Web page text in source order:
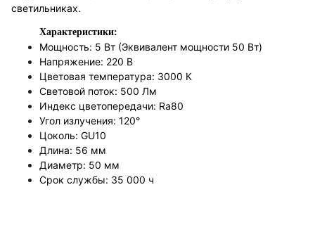
светильниках.
Характеристики:
Мощность: 5 Вт (Эквивалент мощности 50 Вт)
Напряжение: 220 В
Цветовая температура: 3000 К
Световой поток: 500 Лм
Индекс цветопередачи: Ra80
Угол излучения: 120°
Цоколь: GU10
Длина: 56 мм
Диаметр: 50 мм
Срок службы: 35 000 ч